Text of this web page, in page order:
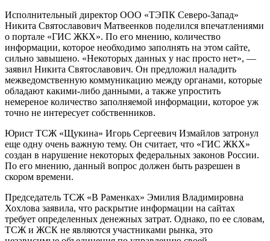
Исполнительный директор ООО «ТЭПК Северо-Запад»
Никита Святославович Матвеенков поделился впечатлениями
о портале «ГИС ЖКХ». По его мнению, количество
информации, которое необходимо заполнять на этом сайте,
сильно завышено. «Некоторых данных у нас просто нет», —
заявил Никита Святославович. Он предложил наладить
межведомственную коммуникацию между органами, которые
обладают какими-либо данными, а также упростить
немереное количество заполняемой информации, которое уж
точно не интересует собственников.
Юрист ТСЖ «Щукина» Игорь Сергеевич Измайлов затронул
еще одну очень важную тему. Он считает, что «ГИС ЖКХ»
создан в нарушение некоторых федеральных законов России.
По его мнению, данный вопрос должен быть разрешен в
скором времени.
Председатель ТСЖ «В Раменках» Эмилия Владимировна
Хохлова заявила, что раскрытие информации на сайтах
требует определенных денежных затрат. Однако, по ее словам,
ТСЖ и ЖСК не являются участниками рынка, это